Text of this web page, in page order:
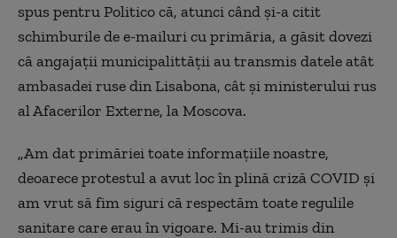
spus pentru Politico că, atunci când și-a citit
schimburile de e-mailuri cu primăria, a găsit dovezi
că angajații municipalittății au transmis datele atât
ambasadei ruse din Lisabona, cât și ministerului rus
al Afacerilor Externe, la Moscova.
„Am dat primăriei toate informațiile noastre,
deoarece protestul a avut loc în plină criză COVID și
am vrut să fim siguri că respectăm toate regulile
sanitare care erau în vigoare. Mi-au trimis din